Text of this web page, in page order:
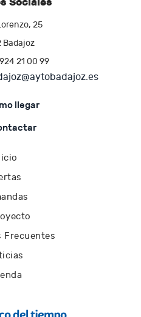
25
Badajoz
21 00 99
llegar
Frecuentes